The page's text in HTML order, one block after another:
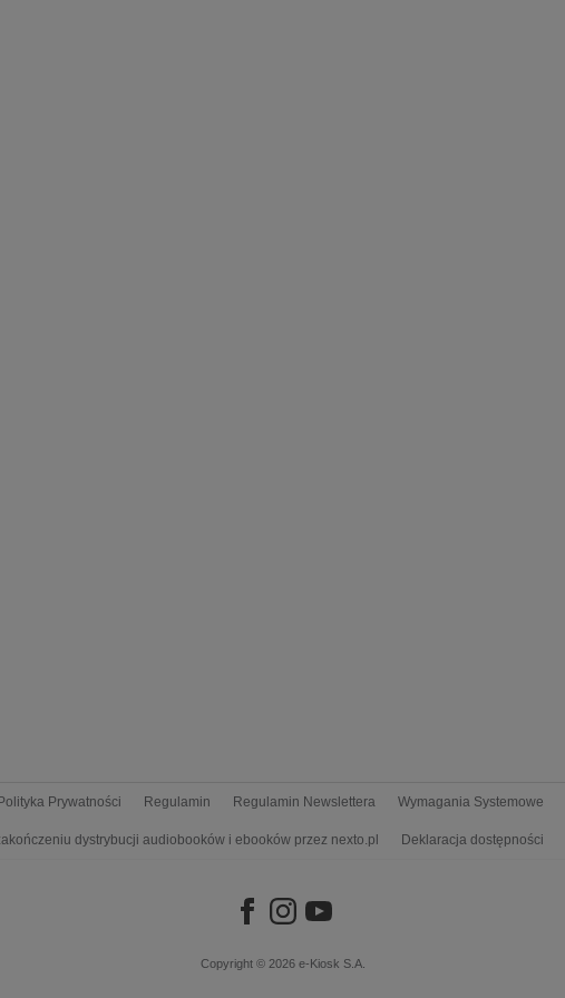
Polityka Prywatności Regulamin Regulamin Newslettera Wymagania Systemowe
dystrybucji audiobooków i ebooków przez nexto.pl Deklaracja dostępności
Copyright © 2026 e-Kiosk S.A.